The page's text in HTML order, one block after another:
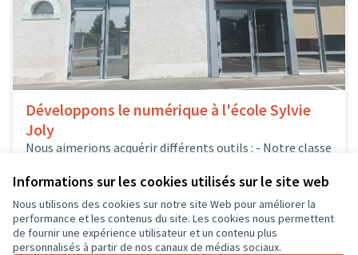
Informations sur les cookies utilisés sur le site web
Nous utilisons des cookies sur notre site Web pour améliorer la
performance et les contenus du site. Les cookies nous permettent
de fournir une expérience utilisateur et un contenu plus
personnalisés à partir de nos canaux de médias sociaux.
Développons le numérique à l'école Sylvie
Joly
Nous aimerions acquérir différents outils : - Notre classe
ordinateurs portables, afin que les élèves...